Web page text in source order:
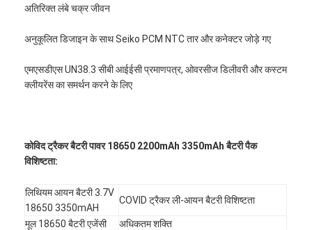
अतिरिक्त लंबे चक्र जीवन
अनुकूलित डिजाइन के साथ Seiko PCM NTC तार और कनेक्टर जोड़े गए
एमएसडीएस UN38.3 सीबी आईईसी प्रमाणपत्र, ओवरसीज डिलीवरी और कस्टम
क्लीयरेंस का समर्थन करने के लिए
कोविद ट्रैकर बैटरी पावर 18650 2200mAh 3350mAh बैटरी पैक
विशिष्टता:
लिथियम आयन बैटरी 3.7V
18650 3350mAH
COVID ट्रैकर ली-आयन बैटरी विशिष्टता
मूल 18650 बैटरी एजेंसी
अधिकतम शक्ति